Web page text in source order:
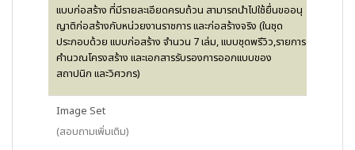
แบบก่อสร้าง ที่มีรายละเอียดครบถ้วน สามารถนำไปใช้ยื่นขออนุ
ญาติก่อสร้างกับหน่วยงานราชการ และก่อสร้างจริง (ในชุด
ประกอบด้วย แบบก่อสร้าง จำนวน 7 เล่ม, แบบชุดพรีวิว,รายการ
คำนวณโครงสร้าง และเอกสารรับรองการออกแบบของ
สถาปนิก และวิศวกร)
Image Set
(สอบถามเพิ่มเติม)